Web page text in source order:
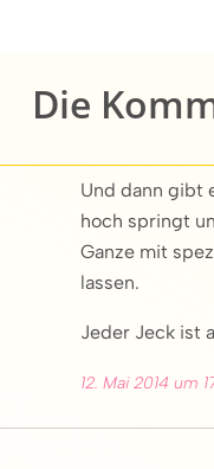
Die
Und dann gibt
hoch springt
Ganze mit
lassen.
Jeder Jeck ist
12. Mai 2014 um